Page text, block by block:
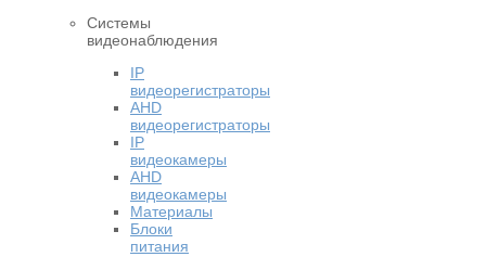
Системы
видеонаблюдения
IP
видеорегистраторы
AHD
видеорегистраторы
IP
видеокамеры
AHD
видеокамеры
Материалы
Блоки
питания